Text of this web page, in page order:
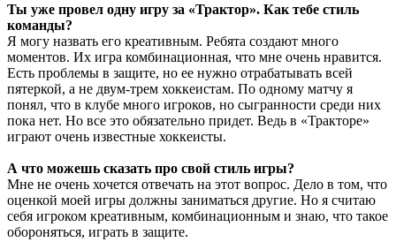
Ты уже провел одну игру за «Трактор». Как тебе стиль
команды?
Я могу назвать его креативным. Ребята создают много
моментов. Их игра комбинационная, что мне очень нравится.
Есть проблемы в защите, но ее нужно отрабатывать всей
пятеркой, а не двум-трем хоккеистам. По одному матчу я
понял, что в клубе много игроков, но сыгранности среди них
пока нет. Но все это обязательно придет. Ведь в «Тракторе»
играют очень известные хоккеисты.
А что можешь сказать про свой стиль игры?
Мне не очень хочется отвечать на этот вопрос. Дело в том, что
оценкой моей игры должны заниматься другие. Но я считаю
себя игроком креативным, комбинационным и знаю, что такое
обороняться, играть в защите.